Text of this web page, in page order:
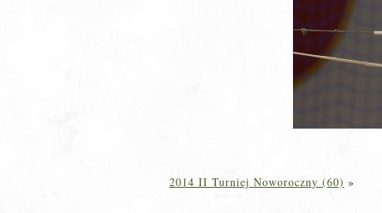
2014 II Turniej Noworoczny (60) »